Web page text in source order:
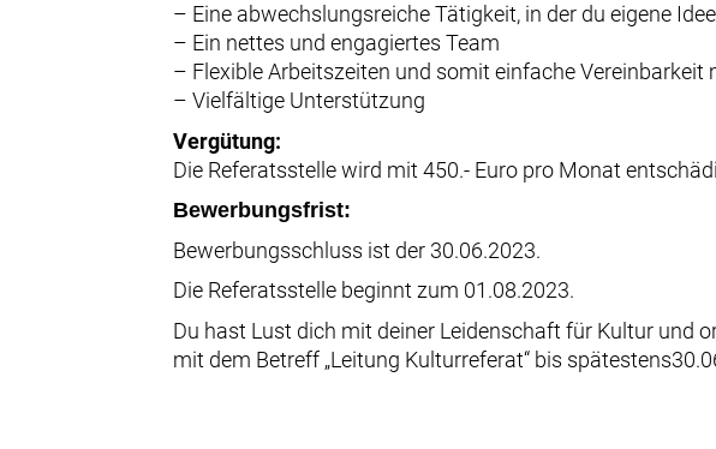
– Eine abwechslungsreiche Tätigkeit, in der du eigene
– Ein nettes und engagiertes Team
– Flexible Arbeitszeiten und somit einfache Vereinbarkeit
– Vielfältige Unterstützung
Vergütung:
Die Referatsstelle wird mit 450.- Euro pro Monat
Bewerbungsfrist:
Bewerbungsschluss ist der 30.06.2023.
Die Referatsstelle beginnt zum 01.08.2023.
Du hast Lust dich mit deiner Leidenschaft für Kultur und
mit dem Betreff „Leitung Kulturreferat“ bis